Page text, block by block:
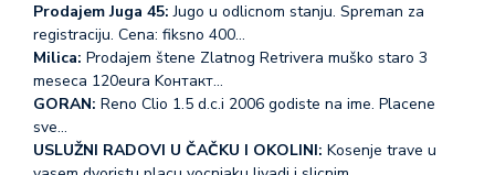
Prodajem Juga 45: Jugo u odlicnom stanju. Spreman za
registraciju. Cena: fiksno 400…
Milica: Prodajem štene Zlatnog Retrivera muško staro 3
meseca 120eura Koнтакт…
GORAN: Reno Clio 1.5 d.c.i 2006 godiste na ime. Placene
sve…
USLUŽNI RADOVI U ČAČKU I OKOLINI: Kosenje trave u